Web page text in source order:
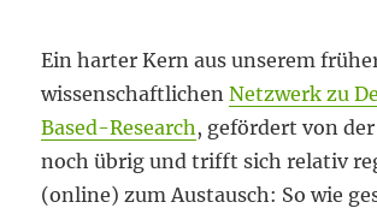
Ein harter Kern aus unserem
wissenschaftlichenNetzwerk zu
Based-Research, gefördert von der
noch übrig und trifft sich relativ
(online) zum Austausch: So wie